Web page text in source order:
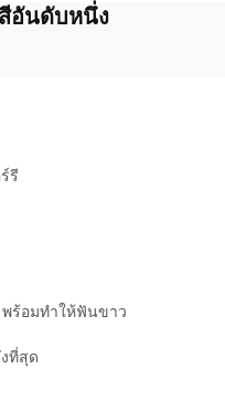
อันดับหนึ่ง
รี
ร้อมทำให้ฟันขาว
ที่สุด